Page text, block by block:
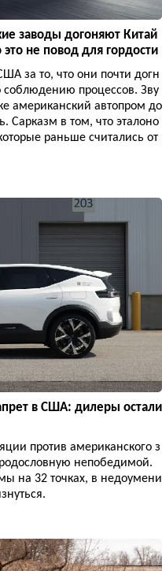
заводы догоняют Китай
не повод для гордости
за то, что они почти догн
соблюдению процессов. Зву
американский автопром до
Сарказм в том, что эталоно
раньше считались от
в США: дилеры остали
против американского з
непобедимой.
на 32 точках, в недоумени